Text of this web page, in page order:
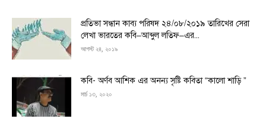
প্রতিভা সন্ধান কাব্য পরিষদ ২৪/০৮/২০১৯ তারিখের সেরা
লেখা ভারতের কবি–আব্দুল লতিফ–এর...
আগস্ট ২৪, ২০১৯
কবি- অর্ণব আশিক এর অনন্য সৃষ্টি কবিতা “কালো শাড়ি ”
মার্চ ১৩, ২০২০